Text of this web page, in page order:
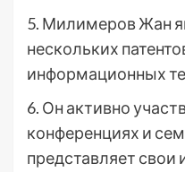
5. Милимеров Жан
нескольких
информационных
6. Он активно
конференциях и
представляет свои